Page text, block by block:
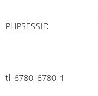
PHPSESSID
tl_6780_6780_1